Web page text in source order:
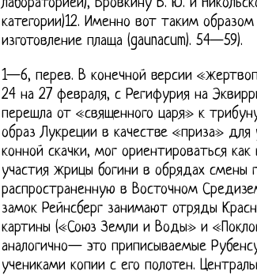
категории)12. Именно вот таким
изготовление плаща (gaunacum). 54—59).
1—6, перев. В конечной версии
24 на 27 февраля, с Регифурия на
перешла от «священного царя» к
образ Лукреции в качестве «приза» для
конной скачки, мог ориентироваться
участия жрицы богини в обрядах смены
распространенную в Восточном
замок Рейнсберг занимают отряды
картины («Союз Земли и Воды» и
аналогично— это приписываемые
учениками копии с его полотен.